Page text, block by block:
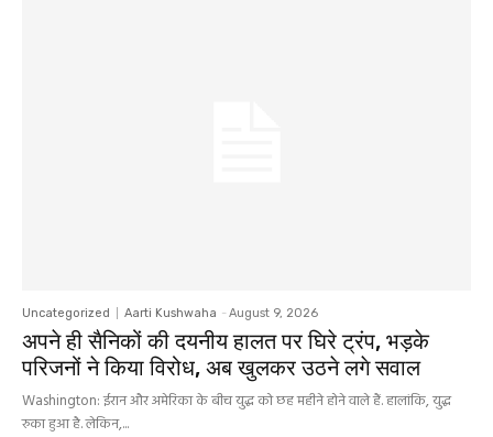
Uncategorized Aarti Kushwaha - August 9, 2026
अपने ही सैनिकों की दयनीय हालत पर घिरे ट्रंप, भड़के
परिजनों ने किया विरोध, अब खुलकर उठने लगे सवाल
Washington: ईरान और अमेरिका के बीच युद्ध को छह महीने होने वाले हैं. हालांकि, युद्ध
रुका हुआ है. लेकिन,...